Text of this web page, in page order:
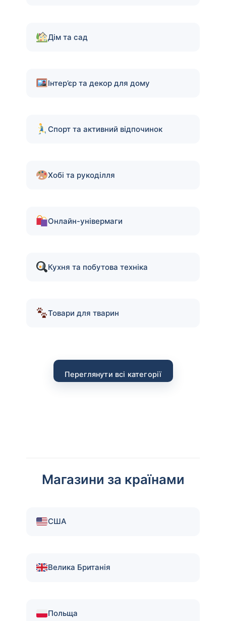
Дім та сад
Інтер’єр та декор для дому
Спорт та активний відпочинок
Хобі та рукоділля
Онлайн-універмаги
Кухня та побутова техніка
Товари для тварин
Переглянути всі категорії
Магазини за країнами
США
Велика Британія
Польща